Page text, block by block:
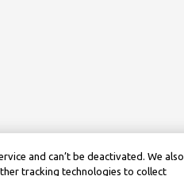
and can’t be deactivated. We also
tracking technologies to collect